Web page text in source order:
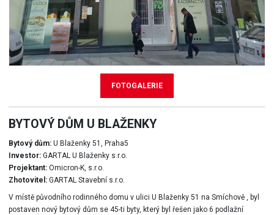
FOTOGALERIE
BYTOVÝ DŮM U BLAŽENKY
Bytový dům:U Blaženky 51, Praha5
Investor:GARTAL U Blaženky s.r.o.
Projektant:Omicron-K, s.r.o.
Zhotovitel:GARTAL Stavební s.r.o.
V místě původního rodinného domu v ulici U Blaženky 51 na Smíchově , byl
postaven nový bytový dům se 45-ti byty, který byl řešen jako 6 podlažní